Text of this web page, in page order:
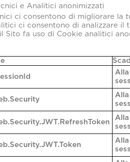
e Analitici anonimizzati
ci consentono di migliorare
ci consentono di analizzare
Sito fa uso di Cookie analitici